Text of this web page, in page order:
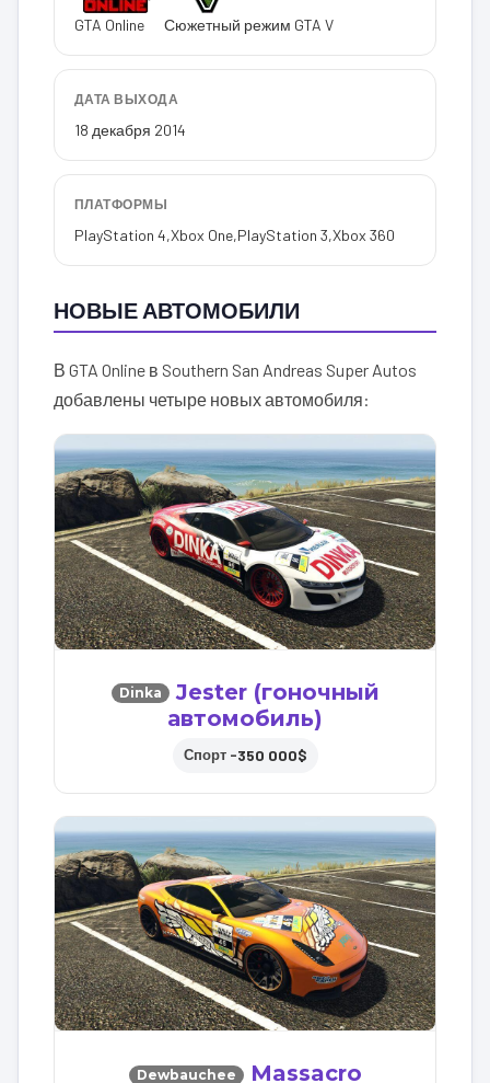
GTA Online
Сюжетный режим GTA V
ДАТА ВЫХОДА
18 декабря 2014
ПЛАТФОРМЫ
PlayStation 4,Xbox One,PlayStation 3,Xbox 360
НОВЫЕ АВТОМОБИЛИ
В GTA Online в Southern San Andreas Super Autos
добавлены четыре новых автомобиля:
Dinka Jester (гоночный
автомобиль)
Спорт –350 000$
Dewbauchee Massacro